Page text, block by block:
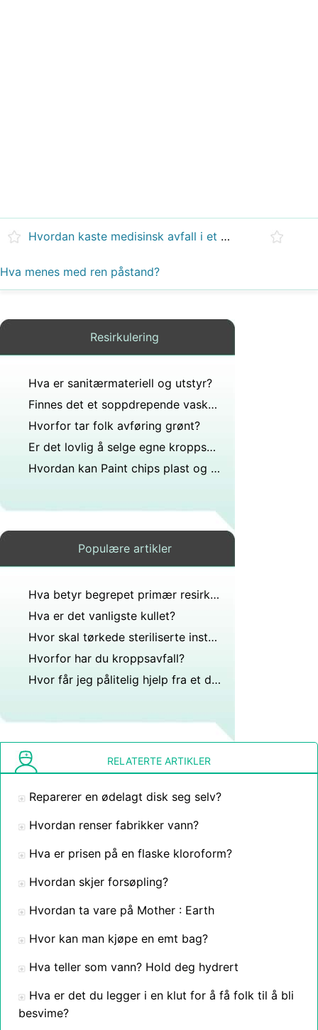
Hvordan kaste medisinsk avfall i et hjem?
Hva menes med ren påstand?
Resirkulering
Hva er sanitærmateriell og utstyr?
Finnes det et soppdrepende vaskemiddel som er trygt for fargede klær og i så fall hvor kan det kjøpes?
Hvorfor tar folk avføring grønt?
Er det lovlig å selge egne kroppsdeler?
Hvordan kan Paint chips plast og fibre analyseres ved hjelp av hvilken kromatografisk prosess?
Populære artikler
Hva betyr begrepet primær resirkulering?
Hva er det vanligste kullet?
Hvor skal tørkede steriliserte instrumentpakker oppbevares til de brukes?
Hvorfor har du kroppsavfall?
Hvor får jeg pålitelig hjelp fra et dyktig kontorrengjøringsfirma Kan noen foreslå et troverdig og rimelig?
RELATERTE ARTIKLER
Reparerer en ødelagt disk seg selv?
Hvordan renser fabrikker vann?
Hva er prisen på en flaske kloroform?
Hvordan skjer forsøpling?
Hvordan ta vare på Mother : Earth
Hvor kan man kjøpe en emt bag?
Hva teller som vann? Hold deg hydrert
Hva er det du legger i en klut for å få folk til å bli
besvime?